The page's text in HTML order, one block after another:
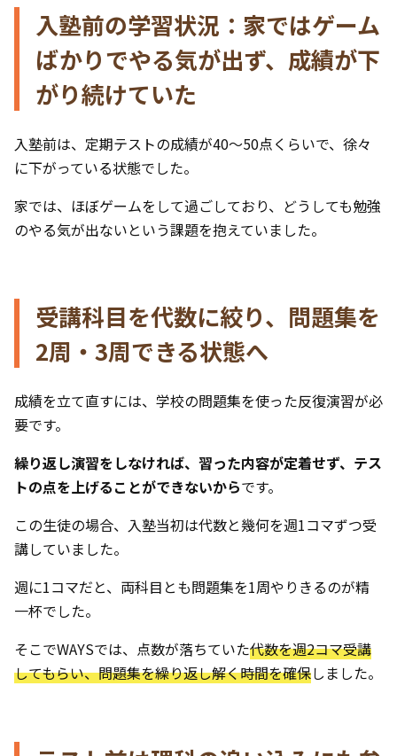
入塾前の学習状況：家ではゲーム
ばかりでやる気が出ず、成績が下
がり続けていた
入塾前は、定期テストの成績が40〜50点くらいで、徐々
に下がっている状態でした。
家では、ほぼゲームをして過ごしており、どうしても勉強
のやる気が出ないという課題を抱えていました。
受講科目を代数に絞り、問題集を
2周・3周できる状態へ
成績を立て直すには、学校の問題集を使った反復演習が必
要です。
繰り返し演習をしなければ、習った内容が定着せず、テス
トの点を上げることができないからです。
この生徒の場合、入塾当初は代数と幾何を週1コマずつ受
講していました。
週に1コマだと、両科目とも問題集を1周やりきるのが精
一杯でした。
そこでWAYSでは、点数が落ちていた代数を週2コマ受講
してもらい、問題集を繰り返し解く時間を確保しました。